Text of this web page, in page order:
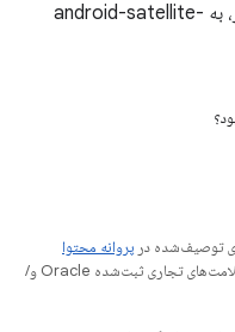
اندروید ارائه می‌دهد. برای اطلاعات بیشتر، به android-satellite-
توصیف‌شده در پروانه محتوا
هستند. جاوا و OpenJDK علامت‌های تجاری یا علامت‌های تجاری ثبت‌شده Oracle و/